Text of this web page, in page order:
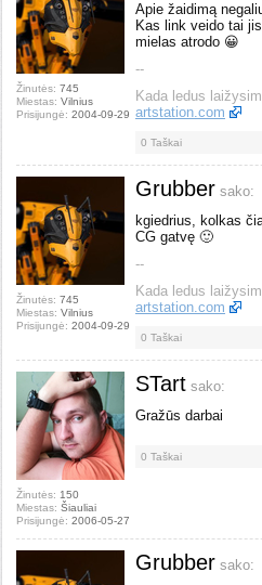
Žinutės: 745
Miestas: Vilnius
Prisijungė: 2004-09-29
Apie žaidimą
Kas link veido tai
mielas atrodo 😀
--
Kada ledus
artstation.com
0 Taškai
Žinutės: 745
Miestas: Vilnius
Prisijungė: 2004-09-29
Grubber sako:
kgiedrius, kolkas
CG gatvę 🙂
--
Kada ledus
artstation.com
0 Taškai
Žinutės: 150
Miestas: Šiauliai
Prisijungė: 2006-05-27
STart sako:
Gražūs darbai
0 Taškai
Grubber sako: